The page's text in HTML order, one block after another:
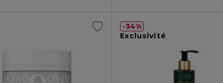
Exclusivité
34%